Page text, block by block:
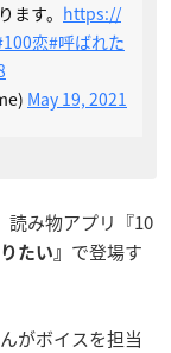
す。 https://
恋#呼ばれた
May 19, 2021
読み物アプリ『10
たい』 で登場す
がボイスを担当